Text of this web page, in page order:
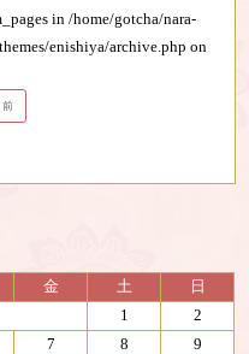
in/home/gotcha/nara-
enishiya/archive.php on
前
金 土
日
1
2
7 8
9